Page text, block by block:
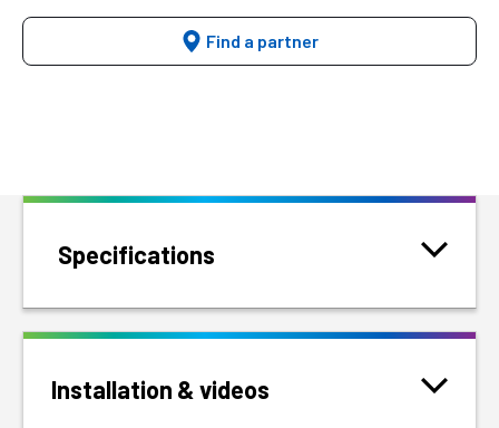
Find a partner
Specifications
Installation & videos